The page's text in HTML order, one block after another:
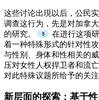
这些讨论出現以后，公民
调查这行为，先是对加拿
的研究。
在进行这项
着一种特殊形式的针对性
与性别、身体和性相关的
压对女性人权捍卫者和流
对此特殊议题所给予的关
新层面的探索：基于